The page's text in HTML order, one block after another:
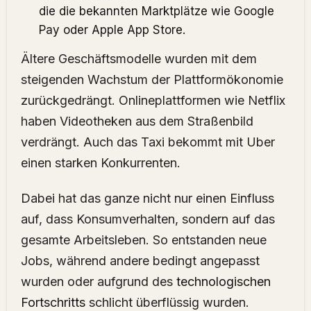
die die bekannten Marktplätze wie Google
Pay oder Apple App Store.
Ältere Geschäftsmodelle wurden mit dem
steigenden Wachstum der Plattformökonomie
zurückgedrängt. Onlineplattformen wie Netflix
haben Videotheken aus dem Straßenbild
verdrängt. Auch das Taxi bekommt mit Uber
einen starken Konkurrenten.
Dabei hat das ganze nicht nur einen Einfluss
auf, dass Konsumverhalten, sondern auf das
gesamte Arbeitsleben. So entstanden neue
Jobs, während andere bedingt angepasst
wurden oder aufgrund des technologischen
Fortschrittsschlicht überflüssig wurden.